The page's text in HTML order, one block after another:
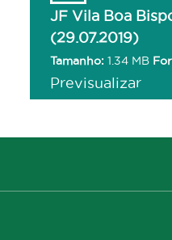
JF Vila Boa
(29.07.2019)
Tamanho: 1.34 MB
Previsualizar